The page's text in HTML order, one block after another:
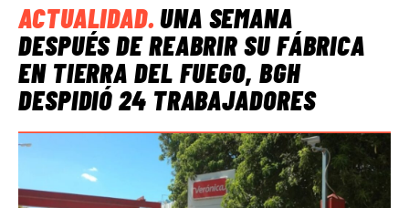
ACTUALIDAD.UNA SEMANA
DESPUÉS DE REABRIR SU FÁBRICA
EN TIERRA DEL FUEGO, BGH
DESPIDIÓ 24 TRABAJADORES